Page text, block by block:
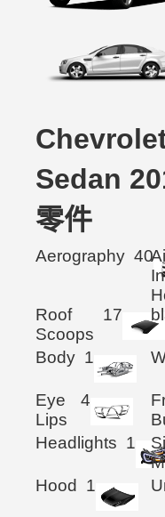
Sedan
零件
Aerography 40
Roof
Scoops
17
Body 1
Eye
Lips
4
Headlights 1
Hood 1